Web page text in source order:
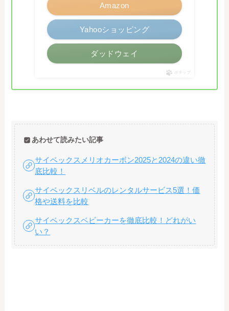
Amazon
Yahooショッピング
ダッドウェイ
ポチップ
あわせて読みたい記事
サイベックスメリオカーボン2025と2024の違い徹
底比較！
サイベックスリベルのレンタルサービス5選！価
格や送料を比較
サイベックスベビーカーを徹底比較！どれがい
い？